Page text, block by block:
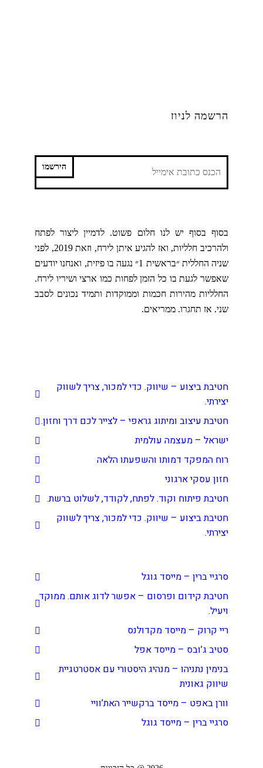
הרשמה לניוז
בסוף בסוף יש לנו חלום פשוט. לדמיין ליצור לפתח
ולהרכיב חלליות, ואז להגיע איתן לירח, וזאת 2019, לפני
שניה החללית ״בראשית 1״ נגעה בו פיזית, ואנחנו יודעים
שאפשר לגעת בו כל הזמן לפחות כמו ארצי ושיריו לירח.
החלליות מהירות חכמות וממוקדות ותמיד נכונים לסבב
שני. אז תחגרו. ממריאים.
חטיבת ביצוע – שיווק. כדי למכור, צריך לשווק
יצירתי.
חטיבת עיצוב ומיתוג גראפי – לצייר לכם דרך וחזון.
ישראל – מעצמה עולמית
רוח המפקד דמותו והשפעתו הלאה
חזון עסקי ארגוני
חטיבת פיתוח וקוד. לפתח, לקודד, לשלוט ברשת.
חטיבת ביצוע – שיווק. כדי למכור, צריך לשווק
יצירתי.
סרגיי ברין – מייסד גוגל
חטיבת קידום ופרסום – אפשר לדוג אותם. ממוקד
ויעיל.
ריי קרוק – מייסד מקדולנס
סטיב ג’ובס – מייסד אפל
בנימין נתניהו – מנהיג היסטורי עם אסטרטגיית
שיווק גאונית
וורן באפט – מייסד ברקשייר האת’וויי
סרגיי ברין – מייסד גוגל